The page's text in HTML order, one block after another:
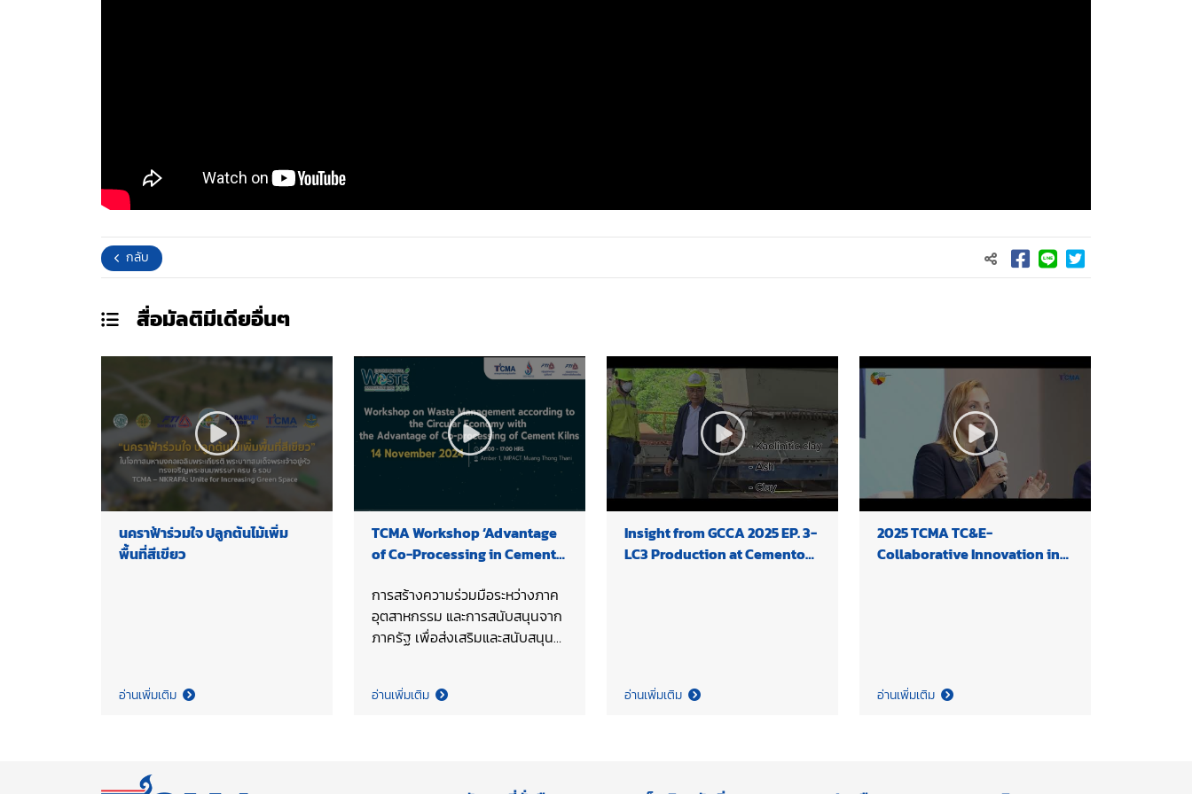
กลับ
สื่อมัลติมีเดียอื่นๆ
นคราฟ้าร่วมใจ ปลูกต้นไม้เพิ่ม
พื้นที่สีเขียว
อ่านเพิ่มเติม
TCMA Workshop ‘Advantage
of Co-Processing in Cement
การสร้างความร่วมมือระหว่างภาค
อุตสาหกรรม และการสนับสนุนจาก
ภาครัฐ เพื่อส่งเสริมและสนับสนุน
เตาปูนซีเมนต์
อ่านเพิ่มเติม
Insight from GCCA 2025 EP. 3-
LC3 Production at Cementos
อ่านเพิ่มเติม
2025 TCMA TC&E-
Collaborative Innovation in
อ่านเพิ่มเติม